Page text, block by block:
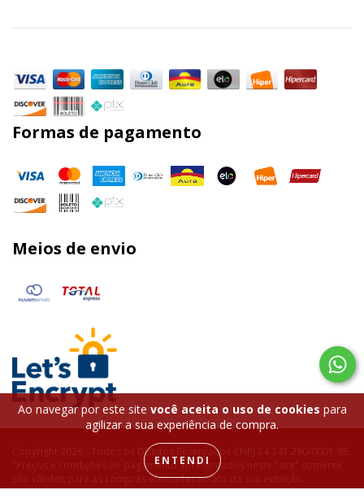
Ao navegar por este site você aceita o uso de cookies para
agilizar a sua experiência de compra.
ENTENDI
Formas de pagamento
Meios de envio
Copyright 2026 - Todos os Direitos Reservados CNPJ 24.241.280/0001-98.
"Preços e condições de pagamento apresentados neste "site" somente
são válidos para as compras efetuadas no ato da sua exibição.
*Condições de pagamento à vista somente para depósitos,